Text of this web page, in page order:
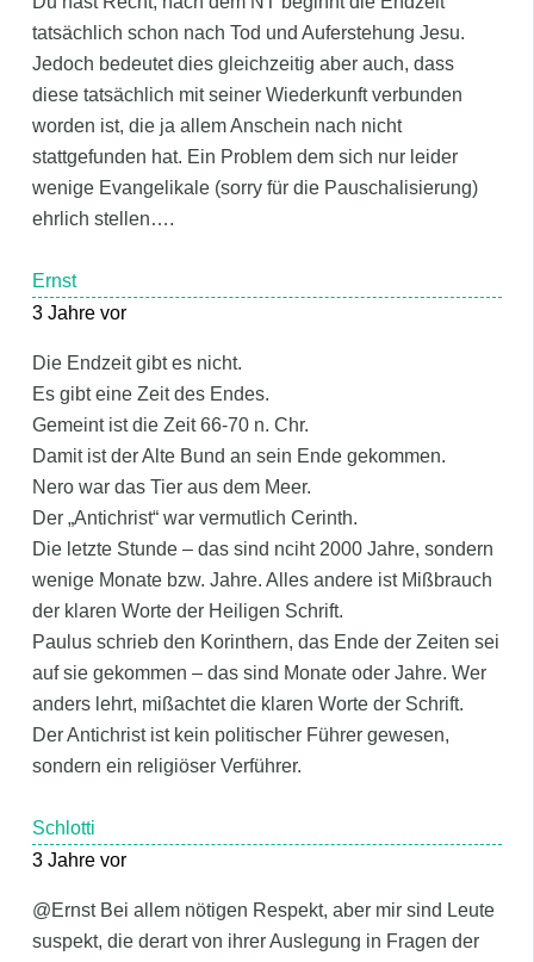
tatsächlich schon nach Tod und Auferstehung Jesu.
Jedoch bedeutet dies gleichzeitig aber auch, dass
diese tatsächlich mit seiner Wiederkunft verbunden
worden ist, die ja allem Anschein nach nicht
stattgefunden hat. Ein Problem dem sich nur leider
wenige Evangelikale (sorry für die Pauschalisierung)
ehrlich stellen….
Ernst
3 Jahre vor
Die Endzeit gibt es nicht.
Es gibt eine Zeit des Endes.
Gemeint ist die Zeit 66-70 n. Chr.
Damit ist der Alte Bund an sein Ende gekommen.
Nero war das Tier aus dem Meer.
Der „Antichrist“ war vermutlich Cerinth.
Die letzte Stunde – das sind nciht 2000 Jahre, sondern
wenige Monate bzw. Jahre. Alles andere ist Mißbrauch
der klaren Worte der Heiligen Schrift.
Paulus schrieb den Korinthern, das Ende der Zeiten sei
auf sie gekommen – das sind Monate oder Jahre. Wer
anders lehrt, mißachtet die klaren Worte der Schrift.
Der Antichrist ist kein politischer Führer gewesen,
sondern ein religiöser Verführer.
Schlotti
3 Jahre vor
@Ernst Bei allem nötigen Respekt, aber mir sind Leute
suspekt, die derart von ihrer Auslegung in Fragen der